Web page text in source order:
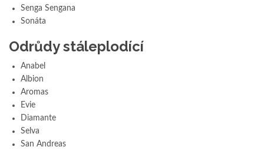
Senga Sengana
Sonáta
Odrůdy stáleplodící
Anabel
Albion
Aromas
Evie
Diamante
Selva
San Andreas